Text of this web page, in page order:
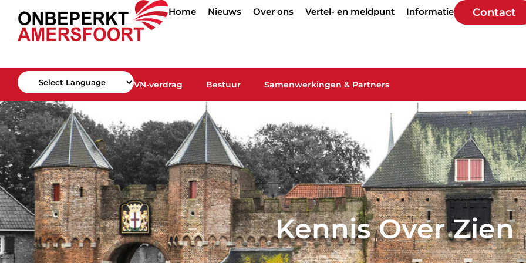
Home Nieuws Over ons Vertel- en meldpunt Informatie Contact
Powered by
VN-verdrag Bestuur Samenwerkingen & Partners
Kennis Over Zien